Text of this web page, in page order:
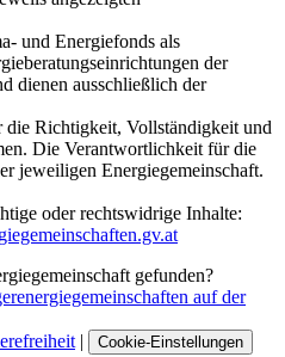
und Energiefonds als
der
dienen ausschließlich der
Richtigkeit, Vollständigkeit und
Die Verantwortlichkeit für die
jeweiligen Energiegemeinschaft.
oder rechtswidrige Inhalte:
gefunden?
auf der
| Cookie-Einstellungen